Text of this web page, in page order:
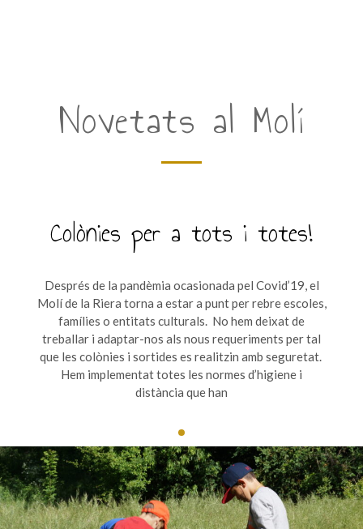
Novetats al Molí
Colònies per a tots i totes!
Després de la pandèmia ocasionada pel Covid’19, el
Molí de la Riera torna a estar a punt per rebre escoles,
famílies o entitats culturals. No hem deixat de
treballar i adaptar-nos als nous requeriments per tal
que les colònies i sortides es realitzin amb seguretat.
Hem implementat totes les normes d’higiene i
distància que han